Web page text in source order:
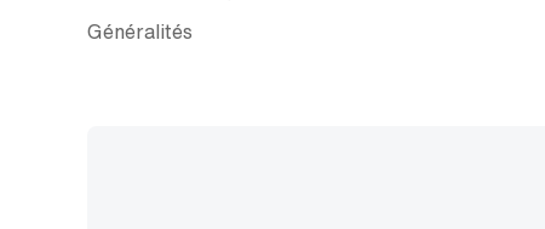
Généralités